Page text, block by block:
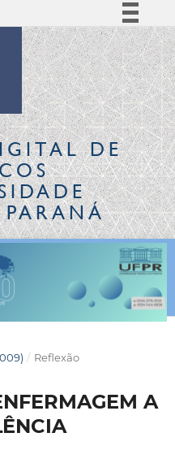
Simplifique!
Comunica BR
Participe
Acesso à informação
Legislação
CanaisDE
/ Reflexão
A